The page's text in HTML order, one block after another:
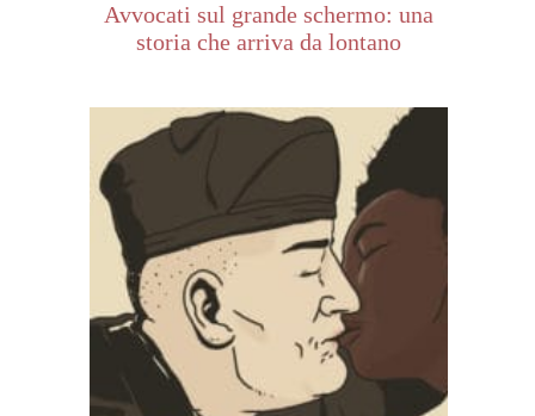
Avvocati sul grande schermo: una
storia che arriva da lontano